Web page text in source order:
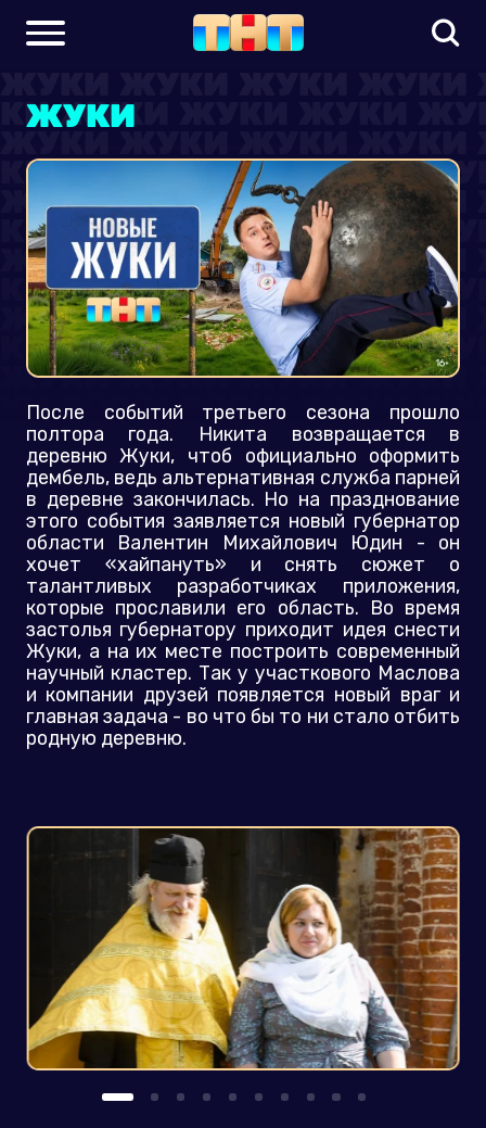
ЖУКИ
После событий третьего сезона прошло
полтора года. Никита возвращается в
деревню Жуки, чтоб официально оформить
дембель, ведь альтернативная служба парней
в деревне закончилась. Но на празднование
этого события заявляется новый губернатор
области Валентин Михайлович Юдин - он
хочет «хайпануть» и снять сюжет о
талантливых разработчиках приложения,
которые прославили его область. Во время
застолья губернатору приходит идея снести
Жуки, а на их месте построить современный
научный кластер. Так у участкового Маслова
и компании друзей появляется новый враг и
главная задача - во что бы то ни стало отбить
родную деревню.